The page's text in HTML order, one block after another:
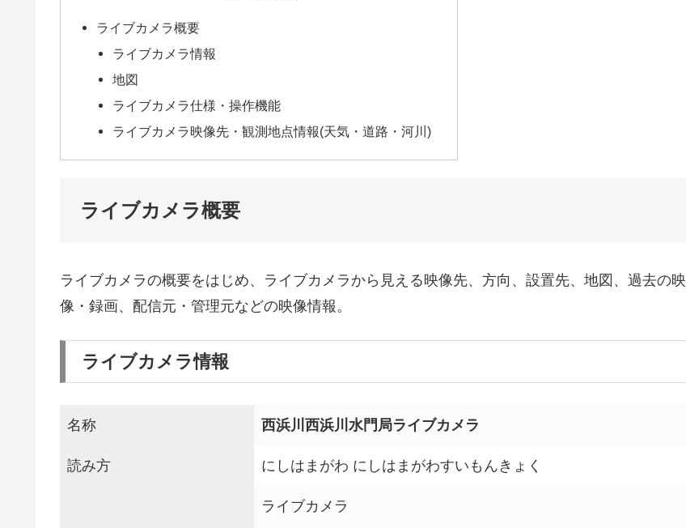
ライブカメラ概要
ライブカメラ情報
地図
ライブカメラ仕様・操作機能
ライブカメラ映像先・観測地点情報(天気・道路・河川)
ライブカメラ概要
ライブカメラの概要をはじめ、ライブカメラから見える映像先、方向、設置先、地図、過去の映
像・録画、配信元・管理元などの映像情報。
ライブカメラ情報
名称 西浜川西浜川水門局ライブカメラ
読み方 にしはまがわ にしはまがわすいもんきょく
ライブカメラ